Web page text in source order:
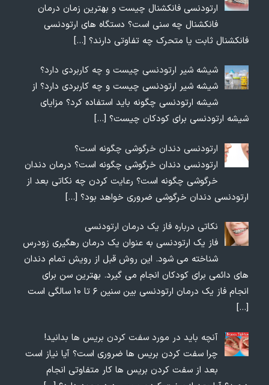
ارتودنسی فانکشنال چیست و بهترین زمان درمان
فانکشنال چه سنی است؟ دستگاه های ارتودنسی
فانکشنال ثابت یا متحرک چه تفاوتی دارند؟[…]
شیشه شیر ارتودنسی چیست و چه کاربردی دارد؟
شیشه شیر ارتودنسی چیست و چه کاربردی دارد؟ از
شیشه ارتودنسی چگونه باید استفاده کرد؟ مزایای
شیشه ارتودنسی برای کودکان چیست؟[…]
ارتودنسی دندان خرگوشی چگونه است؟
ارتودنسی دندان خرگوشی چگونه است؟ درمان دندان
خرگوشی چگونه است؟ رعایت کردن چه نکاتی بعد از
ارتودنسی دندان خرگوشی ضروری خواهد بود؟[…]
نکاتی درباره فاز یک درمان ارتودنسی
فاز یک ارتودنسی به عنوان یک درمان رهگیری زودرس
شناخته می شود. این روش قبل از رویش تمام دندان
های دائمی برای کودکان انجام می گیرد. بهترین سن برای
انجام فاز یک درمان ارتودنسی بین سنین ۶ تا ۱۰ سالگی است
[…]
آنچه باید در مورد سفت کردن بریس ها بدانید!
چرا سفت کردن بریس ها ضروری است؟ آیا نیاز است
بعد از سفت کردن بریس ها کار متفاوتی انجام